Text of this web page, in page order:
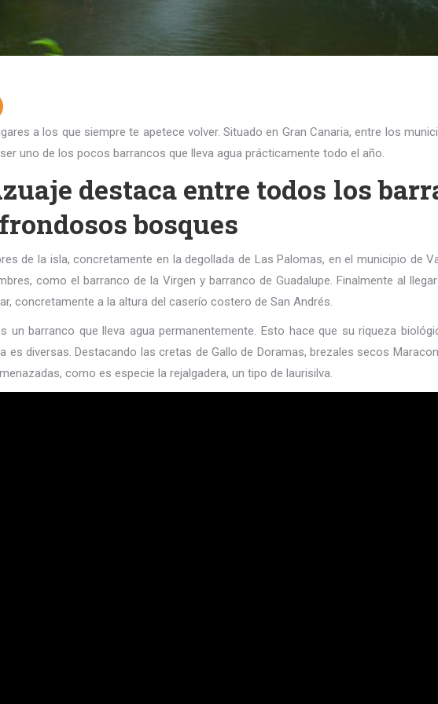
a los que siempre te apetece volver. Situado en Gran Canaria, entre los
uno de los pocos barrancos que lleva agua prácticamente todo el año.
destaca entre todos los
bosques
de la isla, concretamente en la degollada de Las Palomas, en el municipio de
como el barranco de la Virgen y barranco de Guadalupe. Finalmente al
concretamente a la altura del caserío costero de San Andrés.
un barranco que lleva agua permanentemente. Esto hace que su riqueza
es diversas. Destacando las cretas de Gallo de Doramas, brezales secos
como es especie la rejalgadera, un tipo de laurisilva.